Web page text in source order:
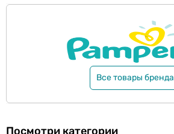
Все товары бренда
Посмотри категории